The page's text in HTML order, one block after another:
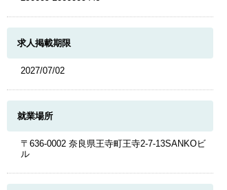
求人掲載期限
2027/07/02
就業場所
〒636-0002 奈良県王寺町王寺2-7-13SANKOビ
ル